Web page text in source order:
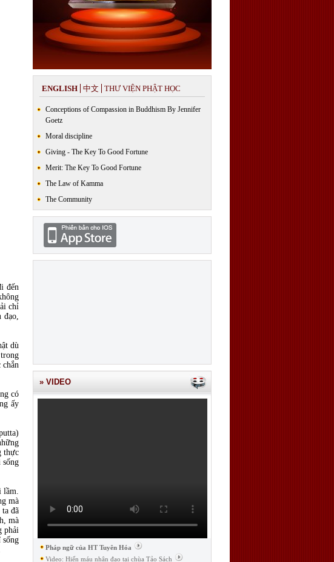
đến
chỉ
đạo,
dù
chắn
có
ấy
thực
lầm.
mà
đã
mà
phải
ENGLISH 中文 THƯ VIỆN PHẬT HỌC
Conceptions of Compassion in Buddhism By Jennifer
Goetz
Moral discipline
Giving - The Key To Good Fortune
Merit: The Key To Good Fortune
The Law of Kamma
The Community
» VIDEO
Pháp ngữ của HT Tuyên Hóa
Video: Hiến máu nhân đạo tại chùa Tảo Sách